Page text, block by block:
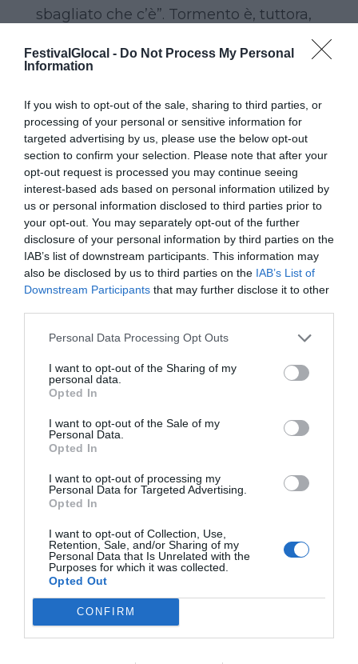
FestivalGlocal - Do Not Process My Personal
Information
If you wish to opt-out of the sale, sharing to third parties, or
processing of your personal or sensitive information for
targeted advertising by us, please use the below opt-out
section to confirm your selection. Please note that after your
opt-out request is processed you may continue seeing
interest-based ads based on personal information utilized by
us or personal information disclosed to third parties prior to
your opt-out. You may separately opt-out of the further
disclosure of your personal information by third parties on the
IAB’s list of downstream participants. This information may
also be disclosed by us to third parties on the IAB’s List of
Downstream Participants that may further disclose it to other
Personal Data Processing Opt Outs
I want to opt-out of the Sharing of my
personal data.
Opted In
I want to opt-out of the Sale of my
Personal Data.
Opted In
I want to opt-out of processing my
Personal Data for Targeted Advertising.
Opted In
I want to opt-out of Collection, Use,
Retention, Sale, and/or Sharing of my
Personal Data that Is Unrelated with the
Purposes for which it was collected.
Opted Out
CONFIRM
sbagliato che c’è”. Tormento è, tuttora,
riferimento per le nuove generazioni
materialmente contribuito alla crescita
di artisti come Izi, Rkomi, etc. Tuttavia
non bisogna dimenticare il filo che lo
lega ad artisti come Tiziano Ferro,
corista durante il tour dei Sottotono,
che lo ha voluto come unico featuring
maschile all’interno del suo ultimo
album “Il mestiere della vita”. Tormento
è una figura amata e rispettata non
la musica italiana, che vede in lui il
fondatore e l’innovatore di un genere
musicale sempre troppo spesso vittima
dei propri dettami. Durante Sanremo
2019 è stato ospite nella serata dei
duetti, scatenando l’euforia della scena
Rap italiana e andando in tendenza su
singolo del suo nuovo album, il brano
“Acqua su Marte” con il featuring di J-
Ax, il brano ha ottenuto un grandissimo
successo diventando sigla dei mondiali
femminili per Sky Sport. “2 Gocce di